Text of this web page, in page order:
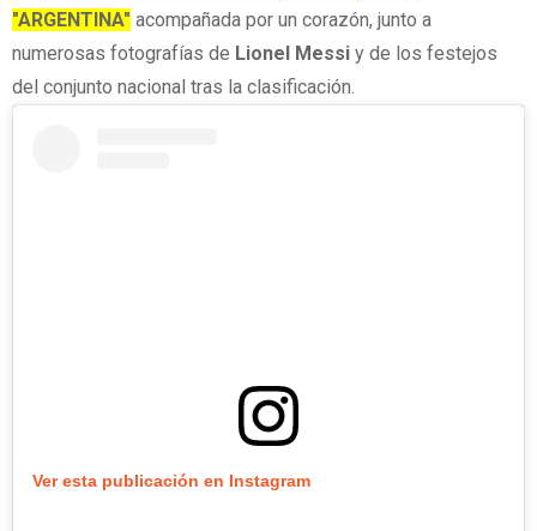
"ARGENTINA" acompañada por un corazón, junto a
numerosas fotografías de Lionel Messi y de los festejos
del conjunto nacional tras la clasificación.
Ver esta publicación en Instagram